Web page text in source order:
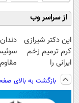
از سراسر وب
این دکتر شیرازی
کرم ترمیم زخم
ایرانی را
ساخت!!!
بازگشت به بالای